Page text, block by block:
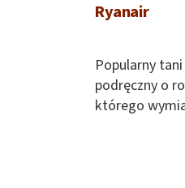
Ryanair
Popularny
podręczny o
którego